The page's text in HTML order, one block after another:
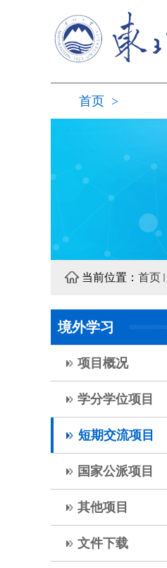
首页 >
当前位置： 首页
境外学习
项目概况
学分学位项目
短期交流项目
国家公派项目
其他项目
文件下载